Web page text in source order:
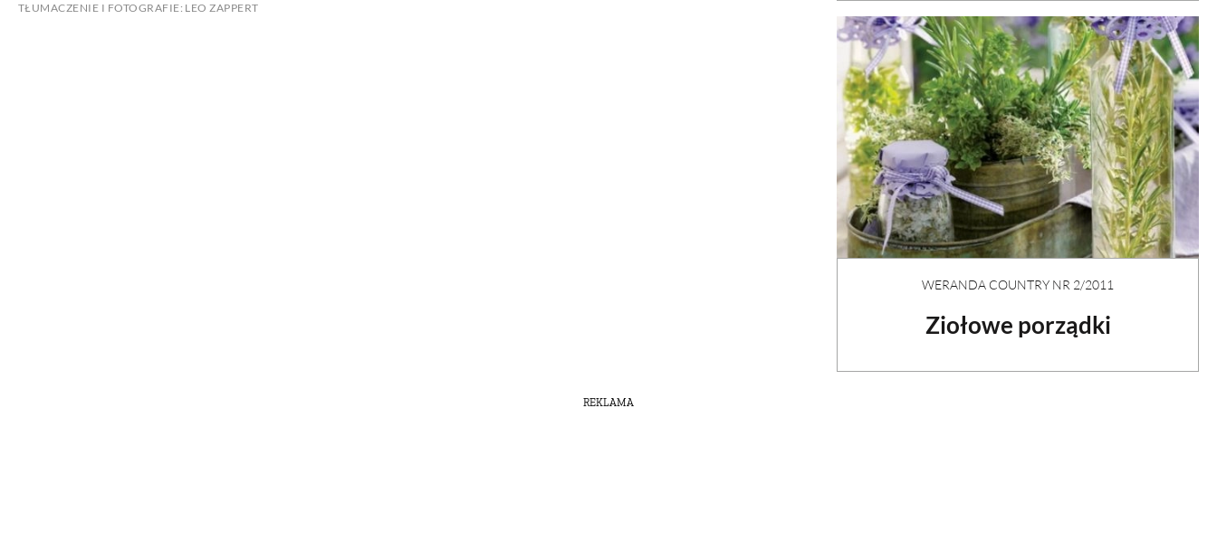
TŁUMACZENIE I FOTOGRAFIE: LEO ZAPPERT
WERANDA COUNTRY NR 2/2011
Ziołowe porządki
REKLAMA